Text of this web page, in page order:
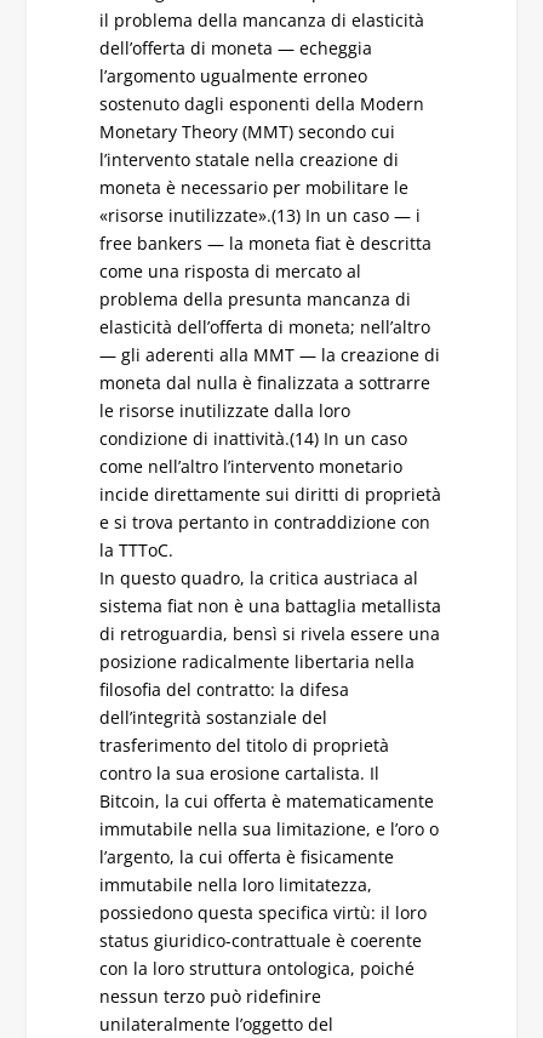
il problema della mancanza di elasticità
dell’offerta di moneta — echeggia
l’argomento ugualmente erroneo
sostenuto dagli esponenti della Modern
Monetary Theory (MMT) secondo cui
l’intervento statale nella creazione di
moneta è necessario per mobilitare le
«risorse inutilizzate».(13) In un caso — i
free bankers — la moneta fiat è descritta
come una risposta di mercato al
problema della presunta mancanza di
elasticità dell’offerta di moneta; nell’altro
— gli aderenti alla MMT — la creazione di
moneta dal nulla è finalizzata a sottrarre
le risorse inutilizzate dalla loro
condizione di inattività.(14) In un caso
come nell’altro l’intervento monetario
incide direttamente sui diritti di proprietà
e si trova pertanto in contraddizione con
la TTToC.
In questo quadro, la critica austriaca al
sistema fiat non è una battaglia metallistа
di retroguardia, bensì si rivela essere una
posizione radicalmente libertaria nella
filosofia del contratto: la difesa
dell’integrità sostanziale del
trasferimento del titolo di proprietà
contro la sua erosione cartalista. Il
Bitcoin, la cui offerta è matematicamente
immutabile nella sua limitazione, e l’oro o
l’argento, la cui offerta è fisicamente
immutabile nella loro limitatezza,
possiedono questa specifica virtù: il loro
status giuridico-contrattuale è coerente
con la loro struttura ontologica, poiché
nessun terzo può ridefinire
unilateralmente l’oggetto del